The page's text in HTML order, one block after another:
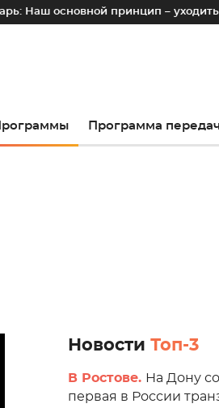
принцип – уходить от
Программа передач
Новости Топ-3
В Ростове. На Дону
первая в России